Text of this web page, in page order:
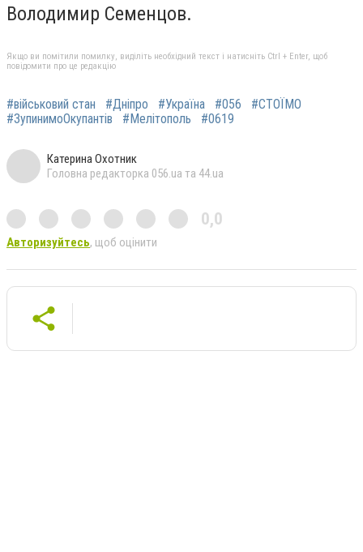
Володимир Семенцов.
Якщо ви помітили помилку, виділіть необхідний текст і натисніть Ctrl + Enter, щоб
повідомити про це редакцію
#військовий стан #Дніпро #Україна #056
#СТОЇМО
#ЗупинимоОкупантів
#Мелітополь #0619
Катерина Охотник
Головна редакторка 056.ua та 44.ua
0,0
Авторизуйтесь, щоб оцінити